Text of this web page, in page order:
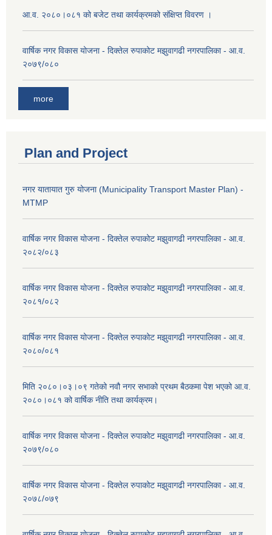
आ.व. २०८०।०८१ को बजेट तथा कार्यक्रमको संक्षिप्त विवरण ।
वार्षिक नगर विकास योजना - दिक्तेल रुपाकोट मझुवागढी नगरपालिका - आ.व.
२०७९/०८०
more
Plan and Project
नगर यातायात गुरु योजना (Municipality Transport Master Plan) -
MTMP
वार्षिक नगर विकास योजना - दिक्तेल रुपाकोट मझुवागढी नगरपालिका - आ.व.
२०८२/०८३
वार्षिक नगर विकास योजना - दिक्तेल रुपाकोट मझुवागढी नगरपालिका - आ.व.
२०८१/०८२
वार्षिक नगर विकास योजना - दिक्तेल रुपाकोट मझुवागढी नगरपालिका - आ.व.
२०८०/०८१
मिति २०८०।०३।०९ गतेको नवौ नगर सभाको प्रथम बैठकमा पेश भएको आ.व.
२०८०।०८१ को वार्षिक नीति तथा कार्यक्रम।
वार्षिक नगर विकास योजना - दिक्तेल रुपाकोट मझुवागढी नगरपालिका - आ.व.
२०७९/०८०
वार्षिक नगर विकास योजना - दिक्तेल रुपाकोट मझुवागढी नगरपालिका - आ.व.
२०७८/०७९